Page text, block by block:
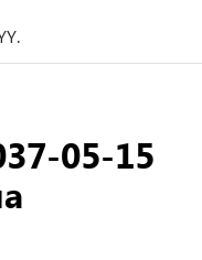
05-15